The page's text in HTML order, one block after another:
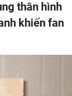
thân hình
khiến fan